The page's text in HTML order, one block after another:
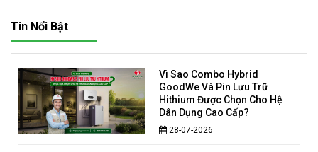
Tin Nổi Bật
Vì Sao Combo Hybrid
GoodWe Và Pin Lưu Trữ
Hithium Được Chọn Cho Hệ
Dân Dụng Cao Cấp?
28-07-2026